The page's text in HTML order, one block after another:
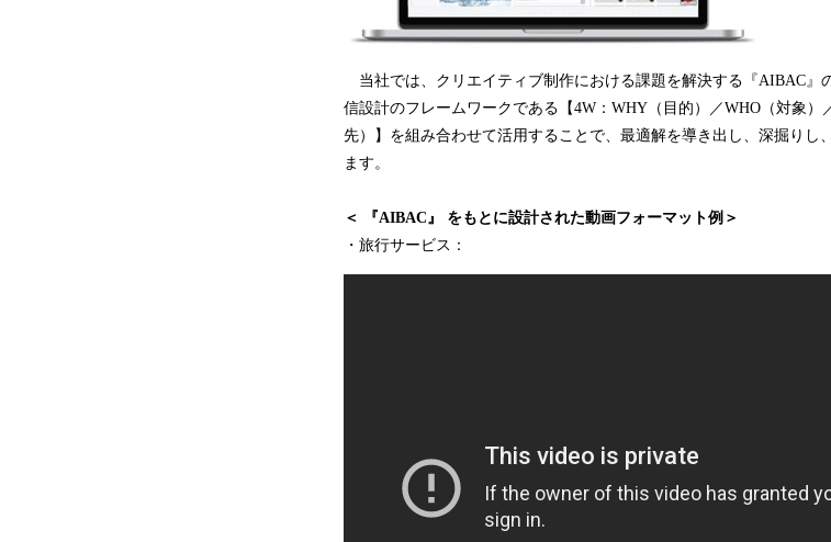
当社では、クリエイティブ制作における課題を解決する『AIBAC』
信設計のフレームワークである【4W：WHY（目的）／WHO（対象）
先）】を組み合わせて活用することで、最適解を導き出し、深掘りし
ます。
＜ 『AIBAC』 をもとに設計された動画フォーマット例＞
・旅行サービス：